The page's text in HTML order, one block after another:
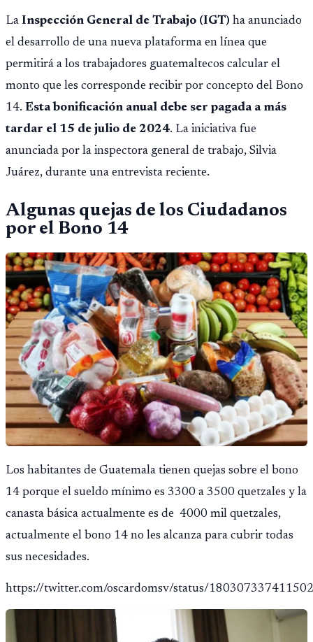
La Inspección General de Trabajo (IGT) ha anunciado
el desarrollo de una nueva plataforma en línea que
permitirá a los trabajadores guatemaltecos calcular el
monto que les corresponde recibir por concepto del Bono
14. Esta bonificación anual debe ser pagada a más
tardar el 15 de julio de 2024. La iniciativa fue
anunciada por la inspectora general de trabajo, Silvia
Juárez, durante una entrevista reciente.
Algunas quejas de los Ciudadanos
por el Bono 14
Los habitantes de Guatemala tienen quejas sobre el bono
14 porque el sueldo mínimo es 3300 a 3500 quetzales y la
canasta básica actualmente es de 4000 mil quetzales,
actualmente el bono 14 no les alcanza para cubrir todas
sus necesidades.
https://twitter.com/oscardomsv/status/